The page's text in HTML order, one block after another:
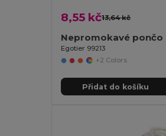
8,55 kč13,64 kč
Nepromokavé pončo
Egotier 99213
+2 Colors
Přidat do košíku